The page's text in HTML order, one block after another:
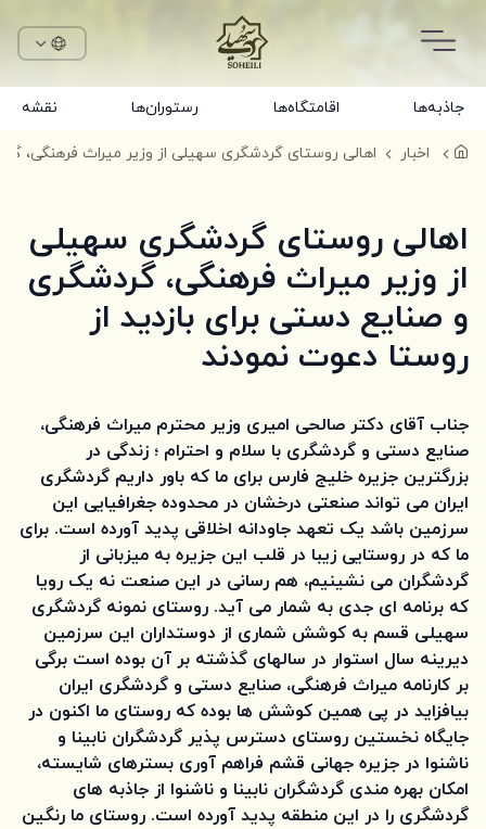
جاذبه‌ها اقامتگاه‌ها رستوران‌ها نقشه
اخبار
اهالی روستای گردشگری سهیلی
از وزیر میراث فرهنگی، گردشگری
و صنایع دستی برای بازدید از
روستا دعوت نمودند
جناب آقای دکتر صالحی امیری وزیر محترم میراث فرهنگی،
صنایع دستی و گردشگری با سلام و احترام ؛ زندگی در
بزرگترین جزیره خلیج فارس برای ما که باور داریم گردشگری
ایران می تواند صنعتی درخشان در محدوده جغرافیایی این
سرزمین باشد یک تعهد جاودانه اخلاقی پدید آورده است. برای
ما که در روستایی زیبا در قلب این جزیره به میزبانی از
گردشگران می نشینیم، هم رسانی در این صنعت نه یک رویا
که برنامه ای جدی به شمار می آید. روستای نمونه گردشگری
سهیلی قسم به کوشش شماری از دوستداران این سرزمین
دیرینه سال استوار در سالهای گذشته بر آن بوده است برگی
بر کارنامه میراث فرهنگی، صنایع دستی و گردشگری ایران
بیافزاید در پی همین کوشش ها بوده که روستای ما اکنون در
جایگاه نخستین روستای دسترس پذیر گردشگران نابینا و
ناشنوا در جزیره جهانی قشم فراهم آوری بسترهای شایسته،
امکان بهره مندی گردشگران نابینا و ناشنوا از جاذبه های
گردشگری را در این منطقه پدید آورده است. روستای ما رنگین